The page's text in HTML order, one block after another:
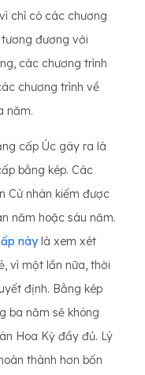
chỉ có các chương
đương với
các chương trình
chương trình về
năm.
cấp Úc gây ra là
bằng kép. Các
Cử nhân kiếm được
năm hoặc sáu năm.
nàylà xem xét
vì một lần nữa, thời
định. Bằng kép
ba năm sẽ không
Hoa Kỳ đầy đủ. Lý
thành hơn bốn